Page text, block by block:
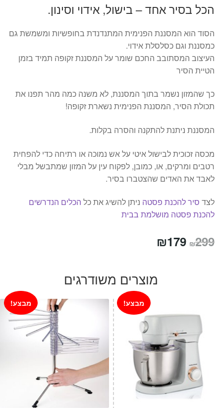
הכל בסיר אחד – בישול, אידוי וסינון.
הסוד הוא המסננת הפנימית המתנדנדת בחופשיות ומשמשת גם
כמסננת וגם כסלסלת אידוי.
העיצוב המסתובב החכם שומר על המסננת זקופה תמיד בזמן
הטיית הסיר
כך שהמזון נשמר בתוך המסננת, לא משנה כמה מהר תפנו את
תכולת הסיר, המסננת הפנימית נשארת זקופה!
המסננת ניתנת להתקנה והסרה בקלות.
מכסה זכוכית לבישול איטי על אש נמוכה או רתיחה כדי להפחית
רטבים ומרקים, או, כמובן, לפקוח עין על המזון שמתבשל מבלי
לאבד את האדים שהצטברו בסיר.
לצד סיר להכנת פסטה ניתן להשיג את כל הכלים הנדרשים
להכנת פסטה מושלמת בבית
₪299 המחיר
₪179
הוא:
₪179.
מוצרים משודרגים
מבצע! מבצע!